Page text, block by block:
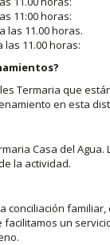
11:00 horas:
las 11.00 horas.
las 11.00 horas:
Termaria que
en esta
Casa del
la actividad.
conciliación
un